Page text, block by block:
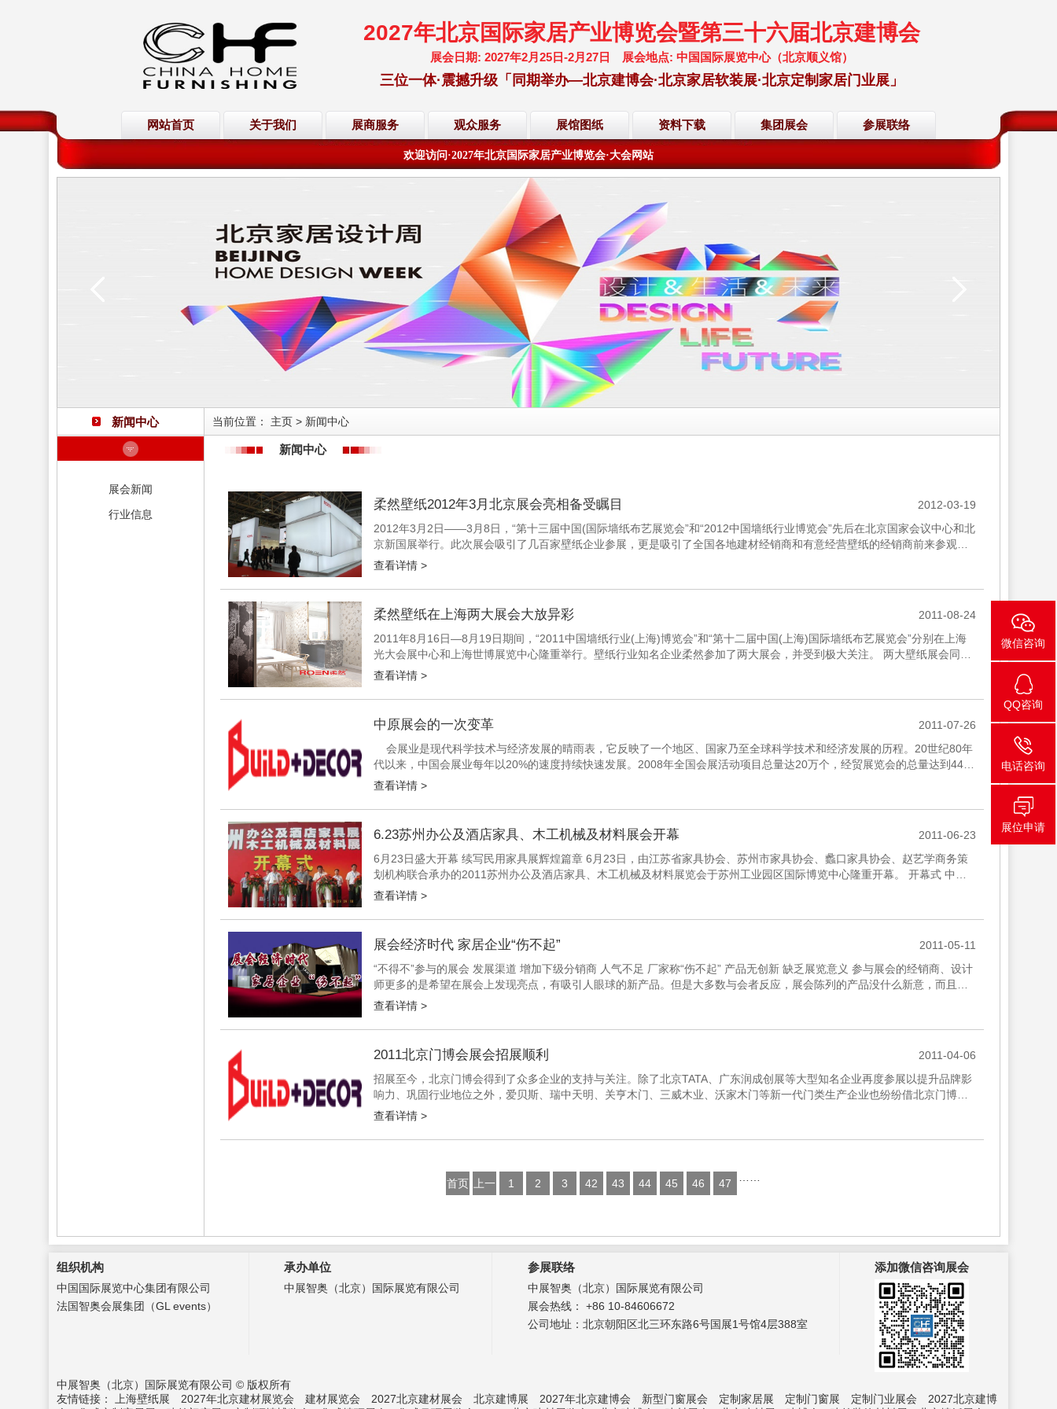
2027年北京国际家居产业博览会暨第三十六届北京建博会
展会日期: 2027年2月25日-2月27日 展会地点: 中国国际展览中心（北京顺义馆）
三位一体·震撼升级「同期举办—北京建博会·北京家居软装展·北京定制家居门业展」
网站首页 关于我们 展商服务 观众服务 展馆图纸 资料下载 集团展会 参展联络
倒计时·距离展会开幕还有 天07小时01
欢迎访问·2027年北京国际家居产业博览会·大会网站
倒计时·距离展会开幕还有
新闻中心
展会新闻
行业信息
当前位置： 主页 > 新闻中心
新闻中心
柔然壁纸2012年3月北京展会亮相备受瞩目
2012-03-19
2012年3月2日――3月8日，“第十三届中国(国际墙纸布艺展览会”和“2012中国墙纸行业博览会”先后在北京国家会议中心和北
京新国展举行。此次展会吸引了几百家壁纸企业参展，更是吸引了全国各地建材经销商和有意经营壁纸的经销商前来参观洽
谈。 柔然场馆的外立面 参展商在翻看柔然新版本 柔然集团...
查看详情 >
柔然壁纸在上海两大展会大放异彩
2011-08-24
2011年8月16日―8月19日期间，“2011中国墙纸行业(上海)博览会”和“第十二届中国(上海)国际墙纸布艺展览会”分别在上海
光大会展中心和上海世博展览中心隆重举行。壁纸行业知名企业柔然参加了两大展会，并受到极大关注。 两大壁纸展会同时
在上海展开，汇聚了600多家企业参展，吸引了行业内...
查看详情 >
中原展会的一次变革
2011-07-26
会展业是现代科学技术与经济发展的晴雨表，它反映了一个地区、国家乃至全球科学技术和经济发展的历程。20世纪80年
代以来，中国会展业每年以20%的速度持续快速发展。2008年全国会展活动项目总量达20万个，经贸展览会的总量达到4490
个，展览会展出总面积为4517万平方米，会展从业总人数为67...
查看详情 >
6.23苏州办公及酒店家具、木工机械及材料展会开幕
2011-06-23
6月23日盛大开幕 续写民用家具展辉煌篇章 6月23日，由江苏省家具协会、苏州市家具协会、蠡口家具协会、赵艺学商务策
划机构联合承办的2011苏州办公及酒店家具、木工机械及材料展览会于苏州工业园区国际博览中心隆重开幕。 开幕式 中国
家具协会理事长朱长岭、江苏省家具协会会长冯建...
查看详情 >
展会经济时代 家居企业“伤不起”
2011-05-11
“不得不”参与的展会 发展渠道 增加下级分销商 人气不足 厂家称“伤不起” 产品无创新 缺乏展览意义 参与展会的经销商、设计
师更多的是希望在展会上发现亮点，有吸引人眼球的新产品。但是大多数与会者反应，展会陈列的产品没什么新意，而且每
个品牌的产品都差不多，毫无明显差别。厂家更多的...
查看详情 >
2011北京门博会展会招展顺利
2011-04-06
招展至今，北京门博会得到了众多企业的支持与关注。除了北京TATA、广东润成创展等大型知名企业再度参展以提升品牌影
响力、巩固行业地位之外，爱贝斯、瑞中天明、关亨木门、三威木业、沃家木门等新一代门类生产企业也纷纷借北京门博会
之势推出新品，如爱贝斯的“都市大写意”系列、瑞中天明的耶鲁装甲门及耶鲁装甲...
查看详情 >
首页
上一
1 2 3 42 43 44 45 46 47
组织机构
中国国际展览中心集团有限公司
法国智奥会展集团（GL events）
承办单位
中展智奥（北京）国际展览有限公司
参展联络
中展智奥（北京）国际展览有限公司
展会热线： +86 10-84606672
公司地址：北京朝阳区北三环东路6号国展1号馆4层388室
添加微信咨询展会
中展智奥（北京）国际展览有限公司 © 版权所有
友情链接：
上海壁纸展 2027年北京建材展览会 建材展览会 2027北京建材展会 北京建博展 2027年北京建博会 新型门窗展会 定制家居展 定制门窗展 定制门业展会
2027北京建博
微信咨询
QQ咨询
电话咨询
展位申请